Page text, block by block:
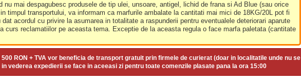
nu mai despagubesc produsele de tip ulei, unsoare, antigel, lichid de frana si Ad Blue (sau orice
timpul transportului, va informam ca marfurile ambalate la cantitati mai mici de 18KG/20L pot fi
acordul cu privire la asumarea in totalitate a raspunderii pentru eventualele deteriorari aparute
curs reclamatiilor pe aceasta tema. Exceptie de la aceasta regula o face marfa paletata (cantitate
500 RON + TVA vor beneficia de transport gratuit prin firmele de curierat (doar in localitatile unde nu se
vederea expedierii se face in aceeasi zi pentru toate comenzile plasate pana la ora 15:00